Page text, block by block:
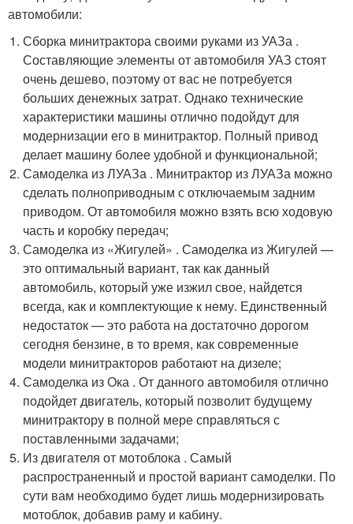
автомобили:
Сборка минитрактора своими руками из УАЗа .
Составляющие элементы от автомобиля УАЗ стоят
очень дешево, поэтому от вас не потребуется
больших денежных затрат. Однако технические
характеристики машины отлично подойдут для
модернизации его в минитрактор. Полный привод
делает машину более удобной и функциональной;
Самоделка из ЛУАЗа . Минитрактор из ЛУАЗа можно
сделать полноприводным с отключаемым задним
приводом. От автомобиля можно взять всю ходовую
часть и коробку передач;
Самоделка из «Жигулей» . Самоделка из Жигулей —
это оптимальный вариант, так как данный
автомобиль, который уже изжил свое, найдется
всегда, как и комплектующие к нему. Единственный
недостаток — это работа на достаточно дорогом
сегодня бензине, в то время, как современные
модели минитракторов работают на дизеле;
Самоделка из Ока . От данного автомобиля отлично
подойдет двигатель, который позволит будущему
минитрактору в полной мере справляться с
поставленными задачами;
Из двигателя от мотоблока . Самый
распространенный и простой вариант самоделки. По
сути вам необходимо будет лишь модернизировать
мотоблок, добавив раму и кабину.